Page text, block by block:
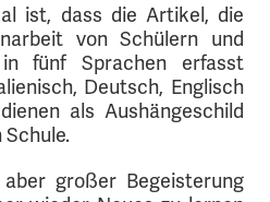
ist, dass die Artikel, die
von Schülern und
fünf Sprachen erfasst
Deutsch, Englisch
als Aushängeschild
großer Begeisterung